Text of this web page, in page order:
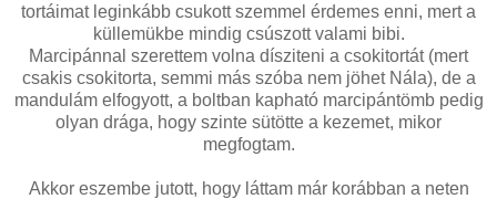
tortáimat leginkább csukott szemmel érdemes enni, mert a
küllemükbe mindig csúszott valami bibi.
Marcipánnal szerettem volna dísziteni a csokitortát (mert
csakis csokitorta, semmi más szóba nem jöhet Nála), de a
mandulám elfogyott, a boltban kapható marcipántömb pedig
olyan drága, hogy szinte sütötte a kezemet, mikor
megfogtam.
Akkor eszembe jutott, hogy láttam már korábban a neten